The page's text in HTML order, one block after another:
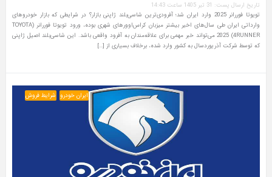
تاریخ ارسال پست: 31 تیر 1405 ساعت 14:43
تویوتا فوررانر 2025 وارد ایران شد؛ آفرودی‌ترین شاسی‌بلند ژاپنی بازار؟ در شرایطی که بازار خودروهای
وارداتی ایران طی سال‌های اخیر بیشتر میزبان کراس‌اوورهای شهری بوده، ورود تویوتا فوررانر (TOYOTA
4RUNNER) 2025 می‌تواند خبر مهمی برای علاقه‌مندان به آفرود واقعی باشد. این شاسی‌بلند اصیل ژاپنی
که توسط شرکت آذریوردسال به کشور وارد شده، برخلاف بسیاری از […]
ایران خودرو شرایط فروش